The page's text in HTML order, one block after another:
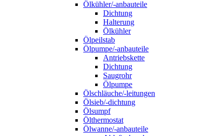
Ölkühler/-anbauteile
Dichtung
Halterung
Ölkühler
Ölpeilstab
Ölpumpe/-anbauteile
Antriebskette
Dichtung
Saugrohr
Ölpumpe
Ölschläuche/-leitungen
Ölsieb/-dichtung
Ölsumpf
Ölthermostat
Ölwanne/-anbauteile